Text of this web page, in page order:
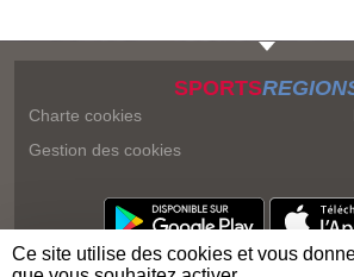
SPORTS
Charte cookies
Gestion des cookies
Ce site utilise des cookies et vous